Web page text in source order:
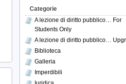
Categorie
A lezione di diritto pubblico… For
Students Only
A lezione di diritto pubblico…
Biblioteca
Galleria
Imperdibili